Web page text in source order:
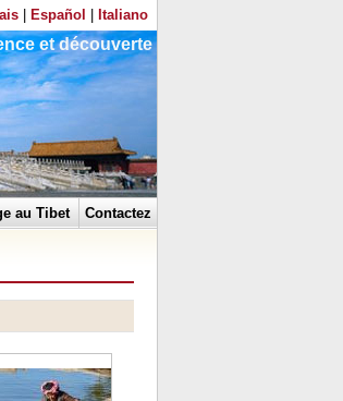
| Español Italiano
et découverte
au Tibet Contactez